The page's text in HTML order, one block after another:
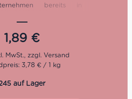
bereits in vierter
1,89 €
3,78 € / 1 kg
auf Lager